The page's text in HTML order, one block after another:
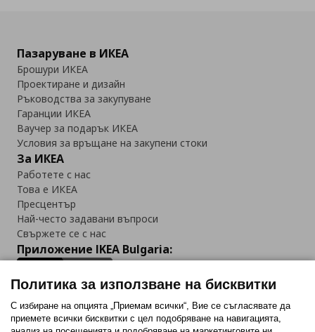
Пазаруване в ИКЕА
Брошури ИКЕА
Проектиране и дизайн
Ръководства за закупуване
Гаранции ИКЕА
Ваучер за подарък ИКЕА
Условия за връщане на закупени стоки
За ИКЕА
Работете с нас
Това е ИКЕА
Пресцентър
Най-често задавани въпроси
Свържете се с нас
Приложение IKEA Bulgaria:
Последвайте ни:
Политика за използване на бисквитки
С избиране на опцията „Приемам всички“, Вие се съгласявате да
приемете всички бисквитки с цел подобряване на навигацията,